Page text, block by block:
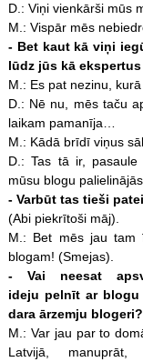
D.: Viņi vienkārši mūs
M.: Vispār mēs
- Bet kaut kā viņi
lūdz jūs kā
M.: Es pat nezinu,
D.: Nē nu, mēs taču
laikam pamanīja…
M.: Kādā brīdī viņus
D.: Tas tā ir,
mūsu blogu palielinājās.
- Varbūt tas tieši
(Abi piekrītoši māj).
M.: Bet mēs jau tam
blogam! (Smejas).
- Vai neesat
ideju pelnīt ar blogu
dara ārzemju blogeri?
M.: Var jau par to
Latvijā, manuprāt,